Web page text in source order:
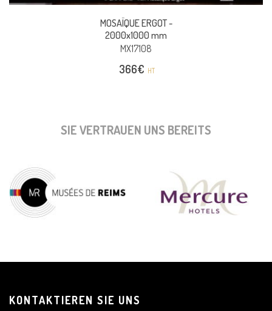
MOSAÏQUE ERGOT -
2000x1000 mm
MX17108
366€ HT
SIE VERTRAUEN UNS BEREITS
KONTAKTIEREN SIE UNS